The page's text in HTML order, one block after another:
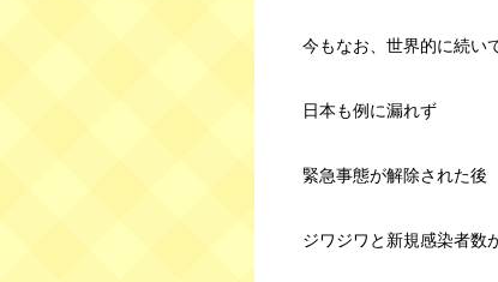
今もなお、世界的に続い
日本も例に漏れず
緊急事態が解除された後
ジワジワと新規感染者数